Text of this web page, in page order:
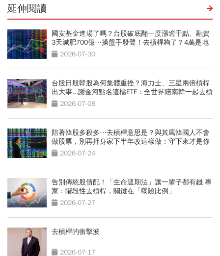
延伸閱讀
國安基金進場了嗎？台股破底翻一度漲逾千點、融資
3天減肥700億…操盤手發聲！去槓桿夠了？4萬是地
板？2026-07-30
台股日股韓股為何集體重挫？海力士、三星兩倍槓桿
出大事...謝金河點名這檔ETF：全世界陪南韓一起去槓
桿 2026-07-08
陪著韓股多殺多…去槓桿意思是？與其罵韓國人不會
做股票，別再押身家下半年改這樣做：守下來才是你
的錢2026-07-24
告別傳統股債配！「生命週期法」讓一輩子都有錢 專
家：階段性去槓桿，關鍵在「曝險比例」
2026-07-27
去槓桿的衝擊波
2026-07-17